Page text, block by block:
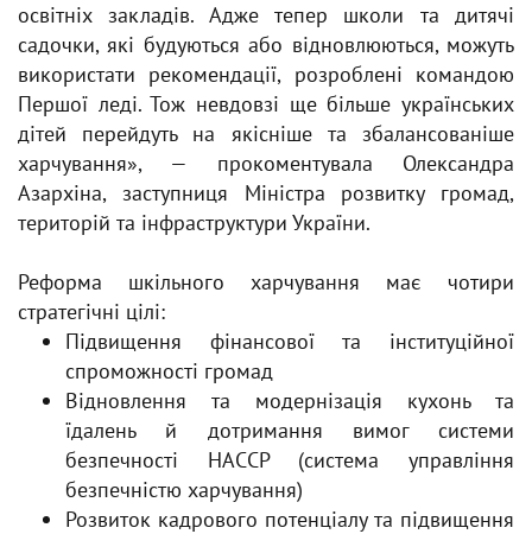
освітніх закладів. Адже тепер школи та дитячі
садочки, які будуються або відновлюються, можуть
використати рекомендації, розроблені командою
Першої леді. Тож невдовзі ще більше українських
дітей перейдуть на якісніше та збалансованіше
харчування», — прокоментувала Олександра
Азархіна, заступниця Міністра розвитку громад,
територій та інфраструктури України.
Реформа шкільного харчування має чотири
стратегічні цілі:
Підвищення фінансової та інституційної
спроможності громад
Відновлення та модернізація кухонь та
їдалень й дотримання вимог системи
безпечності НАССР (система управління
безпечністю харчування)
Розвиток кадрового потенціалу та підвищення